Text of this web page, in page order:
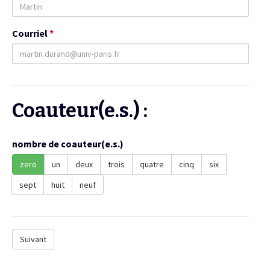
Courriel*
Coauteur(e.s.) :
nombre de coauteur(e.s.)
zero un deux trois quatre cinq
six
sept
huit neuf